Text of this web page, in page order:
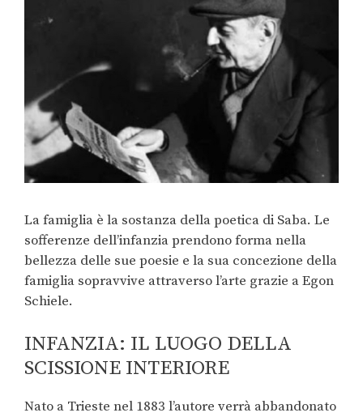
La famiglia è la sostanza della poetica di Saba. Le
sofferenze dell’infanzia prendono forma nella
bellezza delle sue poesie e la sua concezione della
famiglia sopravvive attraverso l’arte grazie a Egon
Schiele.
INFANZIA: IL LUOGO DELLA
SCISSIONE INTERIORE
Nato a Trieste nel 1883 l’autore verrà abbandonato